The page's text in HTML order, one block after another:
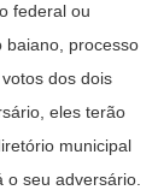
federal ou
baiano, processo
dos dois
eles terão
municipal
o seu adversário.